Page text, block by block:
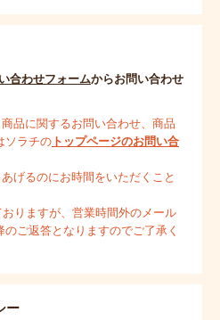
合わせフォームからお問い合わせ
品に関するお問い合わせ、商品
ソラチの トップページのお問い合
げるのにお時間をいただくこと
りますが、営業時間外のメール
ご返答となりますのでご了承く
ー